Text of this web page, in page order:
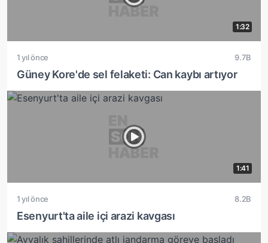
1:32
1 yıl önce 9.7B
Güney Kore'de sel felaketi: Can kaybı artıyor
1:41
1 yıl önce 8.2B
Esenyurt'ta aile içi arazi kavgası